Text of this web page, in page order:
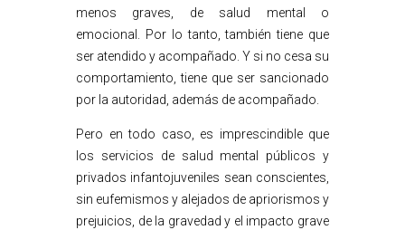
menos graves, de salud mental o
emocional. Por lo tanto, también tiene que
ser atendido y acompañado. Y si no cesa su
comportamiento, tiene que ser sancionado
por la autoridad, además de acompañado.
Pero en todo caso, es imprescindible que
los servicios de salud mental públicos y
privados infantojuveniles sean conscientes,
sin eufemismos y alejados de apriorismos y
prejuicios, de la gravedad y el impacto grave